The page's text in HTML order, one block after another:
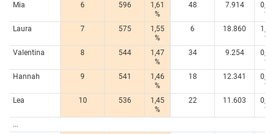
Mia
6 596
1,61
%
48 7.914
0,56
%
Laura
7 575
1,55
%
6 18.860
1,34
%
Valentina
8 544
1,47
%
34 9.254
0,66
%
Hannah
9 541
1,46
%
18 12.341
0,88
%
Lea
10 536
1,45
%
22 11.603
0,82
%
...